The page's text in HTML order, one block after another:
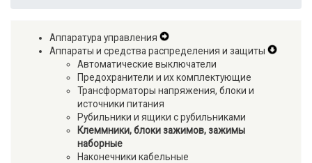
Аппаратура управления
Secondary
Navigation
Menu
Аппараты и средства распределения и защиты
Автоматические выключатели
Предохранители и их комплектующие
Трансформаторы напряжения, блоки и
источники питания
Рубильники и ящики с рубильниками
Клеммники, блоки зажимов, зажимы
наборные
Наконечники кабельные